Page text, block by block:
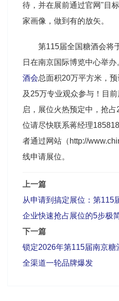
待，并在展前通过官网"目
家画像，做到有的放矢。
第115届全国糖酒会将
日在南京国际博览中心举办
酒会总面积20万平方米，
及25万专业观众参与！目
启，展位火热预定中，抢
位请尽快联系蒋经理
者通过网站（http://
线申请展位。
上一篇
从申请到搞定展位：第115
企业快速抢占展位的5步极
下一篇
锁定2026年第115届南京糖
全渠道一轮品牌爆发